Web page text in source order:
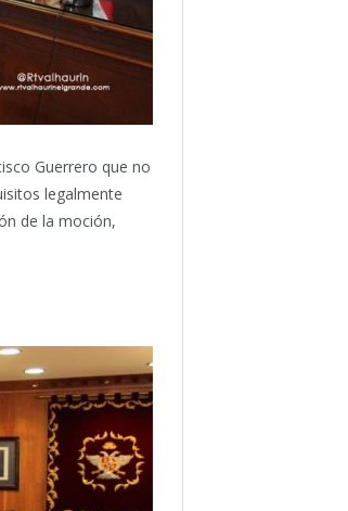
Guerrero que no
legalmente
de la moción,